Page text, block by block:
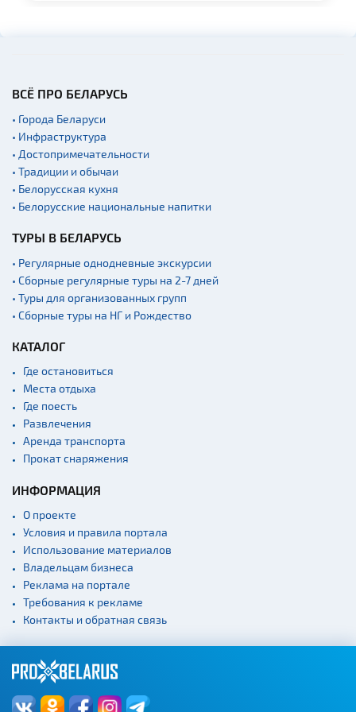
вокзалы
ВСЁ ПРО БЕЛАРУСЬ
• Города Беларуси
• Инфраструктура
• Достопримечательности
• Традиции и обычаи
• Белорусская кухня
• Белорусские национальные напитки
ТУРЫ В БЕЛАРУСЬ
• Регулярные однодневные экскурсии
• Сборные регулярные туры на 2-7 дней
• Туры для организованных групп
• Сборные туры на НГ и Рождество
КАТАЛОГ
Где остановиться
Места отдыха
Где поесть
Развлечения
Аренда транспорта
Прокат снаряжения
ИНФОРМАЦИЯ
О проекте
Условия и правила портала
Использование материалов
Владельцам бизнеса
Реклама на портале
Требования к рекламе
Контакты и обратная связь